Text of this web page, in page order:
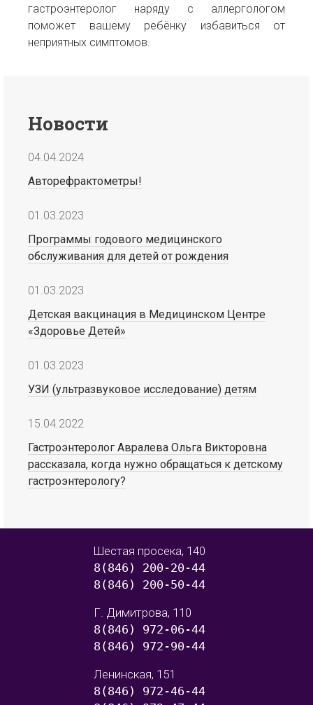
гастроэнтеролог наряду с аллергологом
поможет вашему ребёнку избавиться от
неприятных симптомов.
Новости
04.04.2024
Авторефрактометры!
01.03.2023
Программы годового медицинского
обслуживания для детей от рождения
01.03.2023
Детская вакцинация в Медицинском Центре
«Здоровье Детей»
01.03.2023
УЗИ (ультразвуковое исследование) детям
15.04.2022
Гастроэнтеролог Авралева Ольга Викторовна
рассказала, когда нужно обращаться к детскому
гастроэнтерологу?
Шестая просека, 140
8(846) 200-20-44
8(846) 200-50-44
Г. Димитрова, 110
8(846) 972-06-44
8(846) 972-90-44
Ленинская, 151
8(846) 972-46-44